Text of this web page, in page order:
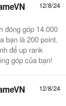
12/8/24
đóng góp 14.000
bạn là 200 point.
để up rank
góp của bạn!
12/8/24